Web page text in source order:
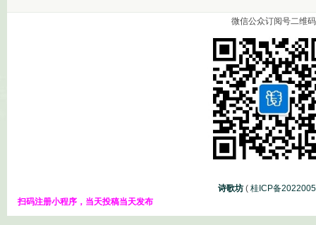
微信公众订阅号二维码
诗歌坊 ( 桂ICP备
扫码注册小程序，当天投稿当天发布